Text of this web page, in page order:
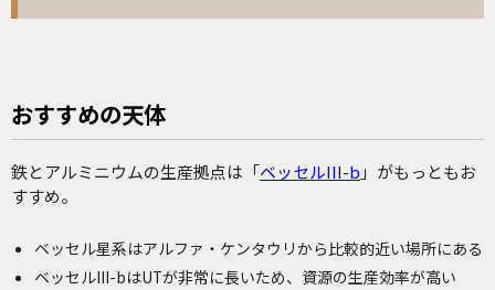
おすすめの天体
鉄とアルミニウムの生産拠点は「ベッセルIII-b 」がもっともお
すすめ。
ベッセル星系はアルファ・ケンタウリから比較的近い場所にある
ベッセルIII-bはUTが非常に長いため、資源の生産効率が高い